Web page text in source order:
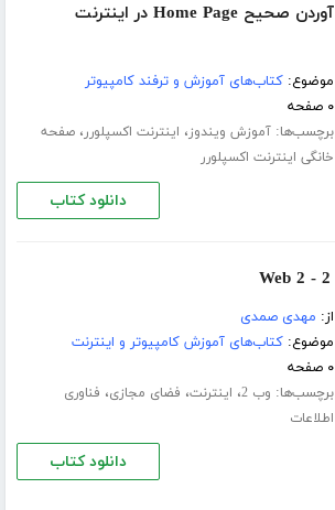
دانلود کتاب آموزش آوردن صحیح Home Page در اینترنت
موضوع:کتاب‌های آموزش و ترفند کامپیوتر
۰ صفحه
برچسب‌ها:آموزش ویندوز، اینترنت اکسپلورر،صفحه
خانگی اینترنت اکسپلورر
دانلود کتاب
از: مهدی صمدی
موضوع:کتاب‌های آموزش کامپیوتر و اینترنت
۰ صفحه
برچسب‌ها: وب 2 ، اینترنت، فضای مجازی، فناوری
اطلاعات
دانلود کتاب